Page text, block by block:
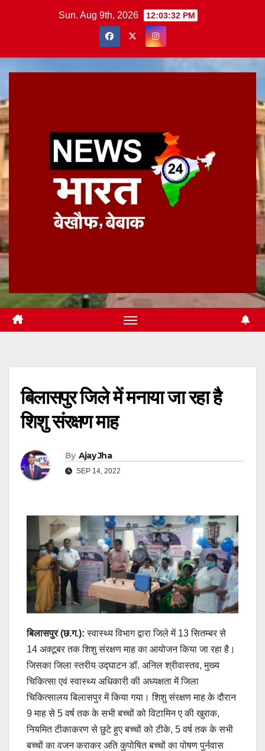
Sun. Aug 9th, 2026 12:03:33 PM
बिलासपुर जिले में मनाया जा रहा है
शिशु संरक्षण माह
By Ajay Jha
SEP 14, 2022
बिलासपुर (छ.ग.): स्वास्थ्य विभाग द्वारा जिले में 13 सितम्बर से
14 अक्टूबर तक शिशु संरक्षण माह का आयोजन किया जा रहा है।
जिसका जिला स्तरीय उद्घाटन डॉ. अनिल श्रीवास्तव, मुख्य
चिकित्सा एवं स्वास्थ्य अधिकारी की अध्यक्षता में जिला
चिकित्सालय बिलासपुर में किया गया। शिशु संरक्षण माह के दौरान
9 माह से 5 वर्ष तक के सभी बच्चों को विटामिन ए की खुराक,
नियमित टीकाकरण से छुटे हुए बच्चों को टीके, 5 वर्ष तक के सभी
बच्चों का वजन कराकर अति कुपोषित बच्चों का पोषण पुर्नवास